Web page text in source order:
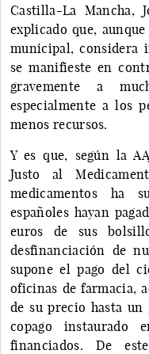
Castilla-La Mancha,
explicado que,
municipal, considera
se manifieste en
gravemente a
especialmente a los
menos recursos.
Y es que, según la
Justo al
medicamentos ha
españoles hayan
euros de sus
desfinanciación de
supone el pago del
oficinas de farmacia,
de su precio hasta un
copago instaurado
financiados. De